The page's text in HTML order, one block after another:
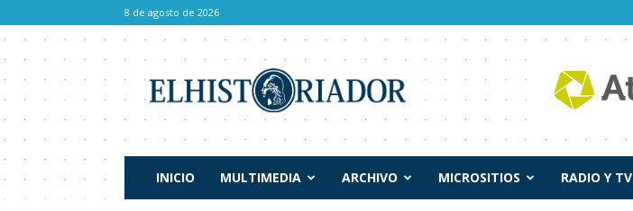
8 de agosto de 2026
Historiador
INICIO MULTIMEDIA ARCHIVO MICROSITIOS RADIO Y TV